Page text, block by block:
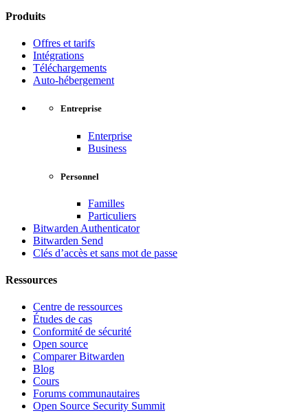
Produits
Offres et tarifs
Intégrations
Téléchargements
Auto-hébergement
Entreprise
Enterprise
Business
Personnel
Familles
Particuliers
Bitwarden Authenticator
Bitwarden Send
Clés d’accès et sans mot de passe
Ressources
Centre de ressources
Études de cas
Conformité de sécurité
Open source
Comparer Bitwarden
Blog
Cours
Forums communautaires
Open Source Security Summit